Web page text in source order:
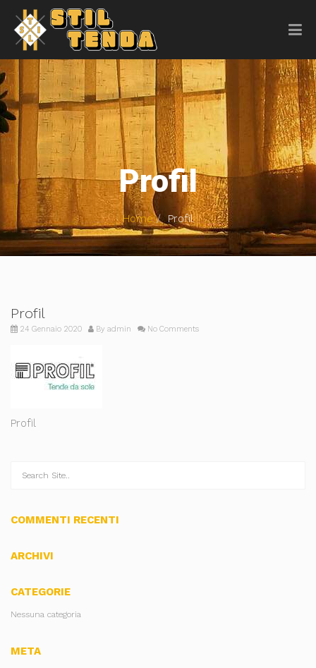
Profil
Home Profil
Profil
24 Gennaio 2020 By admin No Comments
Profil
COMMENTI RECENTI
ARCHIVI
CATEGORIE
Nessuna categoria
META